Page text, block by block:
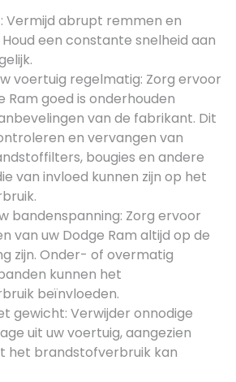
Vermijd abrupt remmen en
een constante snelheid aan
voertuig regelmatig: Zorg ervoor
Ram goed is onderhouden
van de fabrikant. Dit
en vervangen van
bougies en andere
van invloed kunnen zijn op het
bandenspanning: Zorg ervoor
van uw Dodge Ram altijd op de
zijn. Onder- of overmatig
kunnen het
beïnvloeden.
gewicht: Verwijder onnodige
uit uw voertuig, aangezien
het brandstofverbruik kan